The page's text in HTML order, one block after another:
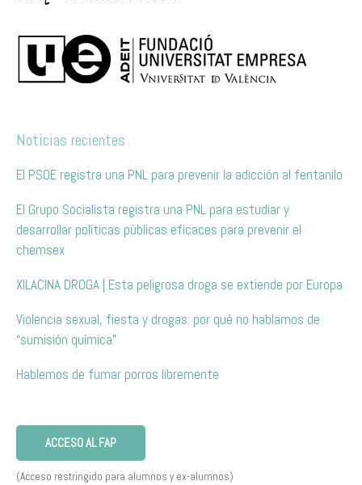
Noticias recientes
El PSOE registra una PNL para prevenir la adicción al fentanilo
El Grupo Socialista registra una PNL para estudiar y
desarrollar políticas públicas eficaces para prevenir el
chemsex
XILACINA DROGA | Esta peligrosa droga se extiende por Europa
Violencia sexual, fiesta y drogas: por qué no hablamos de
“sumisión química”
Hablemos de fumar porros libremente
ACCESO AL FAP
(Acceso restringido para alumnos y ex-alumnos)